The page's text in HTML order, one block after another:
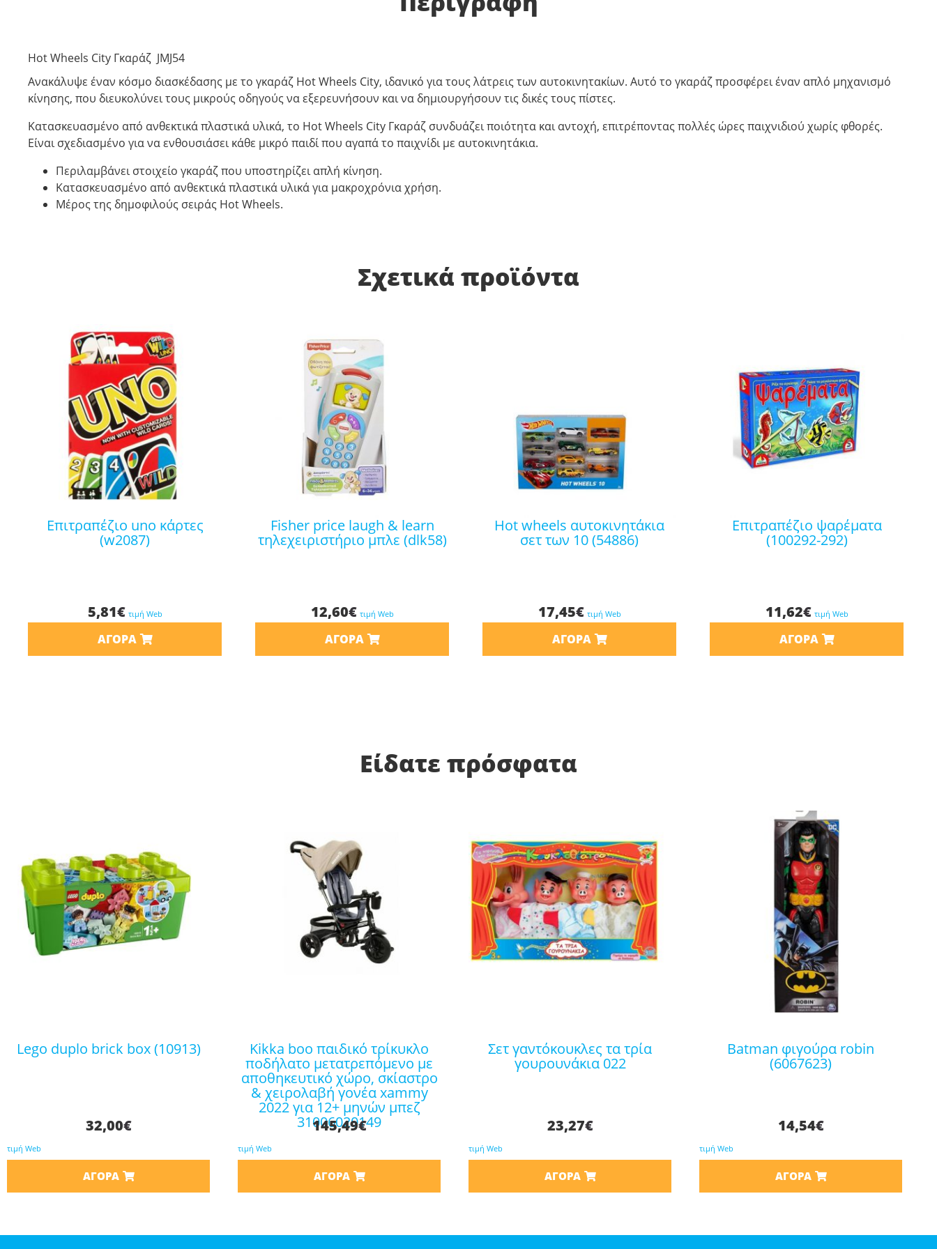
Hot Wheels City Γκαράζ JMJ54
Ανακάλυψε έναν κόσμο διασκέδασης με το γκαράζ Hot Wheels City, ιδανικό για τους λάτρεις των αυτοκινητακίων. Αυτό το γκαράζ προσφέρει έναν απλό μηχανισμό
κίνησης, που διευκολύνει τους μικρούς οδηγούς να εξερευνήσουν και να δημιουργήσουν τις δικές τους πίστες.
Κατασκευασμένο από ανθεκτικά πλαστικά υλικά, το Hot Wheels City Γκαράζ συνδυάζει ποιότητα και αντοχή, επιτρέποντας πολλές ώρες παιχνιδιού χωρίς φθορές.
Είναι σχεδιασμένο για να ενθουσιάσει κάθε μικρό παιδί που αγαπά το παιχνίδι με αυτοκινητάκια.
Περιλαμβάνει στοιχείο γκαράζ που υποστηρίζει απλή κίνηση.
Κατασκευασμένο από ανθεκτικά πλαστικά υλικά για μακροχρόνια χρήση.
Μέρος της δημοφιλούς σειράς Hot Wheels.
Σχετικά προϊόντα
επιτραπέζιο uno κάρτες
(w2087)
5,81€ τιμή Web
ΑΓΟΡΆ
fisher price laugh & learn
τηλεχειριστήριο μπλε (dlk58)
12,60€ τιμή Web
ΑΓΟΡΆ
hot wheels αυτοκινητάκια
σετ των 10 (54886)
17,45€ τιμή Web
ΑΓΟΡΆ
επιτραπέζιο ψαρέματα
(100292-292)
11,62€ τιμή Web
ΑΓΟΡΆ
Είδατε πρόσφατα
lego duplo brick box (10913)
32,00€
τιμή Web
ΑΓΟΡΆ
kikka boo παιδικό τρίκυκλο
ποδήλατο μετατρεπόμενο με
αποθηκευτικό χώρο, σκίαστρο
& χειρολαβή γονέα xammy
2022 για 12+ μηνών μπεζ
31006020149
145,49€
τιμή Web
ΑΓΟΡΆ
σετ γαντόκουκλες τα τρία
γουρουνάκια 022
23,27€
τιμή Web
ΑΓΟΡΆ
batman φιγούρα robin
(6067623)
14,54€
τιμή Web
ΑΓΟΡΆ